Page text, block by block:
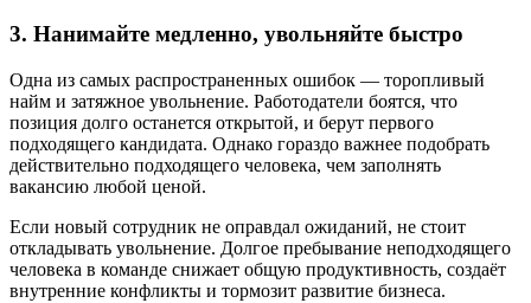
3. Нанимайте медленно, увольняйте быстро
Одна из самых распространенных ошибок — торопливый
найм и затяжное увольнение. Работодатели боятся, что
позиция долго останется открытой, и берут первого
подходящего кандидата. Однако гораздо важнее подобрать
действительно подходящего человека, чем заполнять
вакансию любой ценой.
Если новый сотрудник не оправдал ожиданий, не стоит
откладывать увольнение. Долгое пребывание неподходящего
человека в команде снижает общую продуктивность, создаёт
внутренние конфликты и тормозит развитие бизнеса.